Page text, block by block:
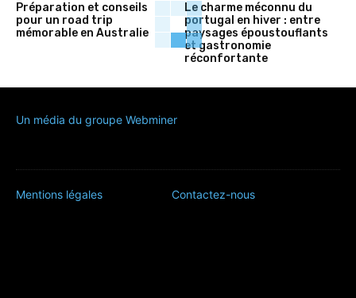
Préparation et conseils
pour un road trip
mémorable en Australie
Le charme méconnu du
portugal en hiver : entre
paysages époustouflants
et gastronomie
réconfortante
Un média du groupe Webminer
Mentions légales Contactez-nous